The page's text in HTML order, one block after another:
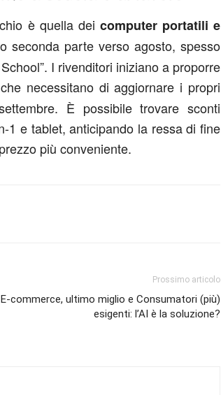
è quella dei computer portatili e
seconda parte verso agosto, spesso
I rivenditori iniziano a proporre
che necessitano di aggiornare i propri
È possibile trovare sconti
1 e tablet, anticipando la ressa di fine
più conveniente.
Prossimo articolo
E-commerce, ultimo miglio e Consumatori (più)
esigenti: l’AI è la soluzione?